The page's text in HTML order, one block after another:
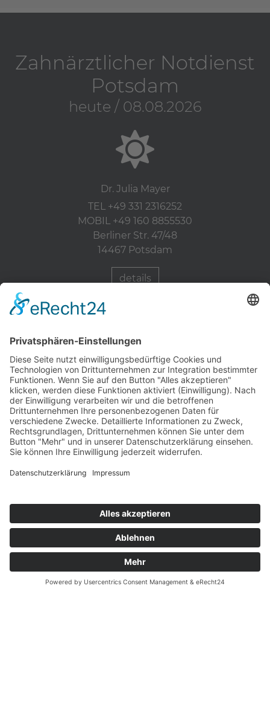
Zahnärztlicher Notdienst
Potsdam
heute / 08.08.2026
Dr. Julia Mayer
TEL +49 331 2316252
MOBIL +49 160 8855530
Berliner Str. 47/48
14467 Potsdam
details
Zahnärzte Potsdam
Zahnarzt Suche
Notdienste Potsdam
Wussten Sie schon?
Zahnarzt Lexikon
©2026 Zahnärzte Potsdam